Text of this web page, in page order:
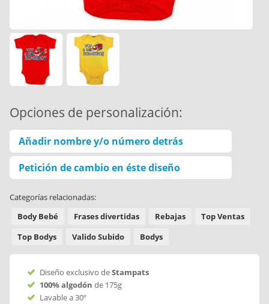
Opciones de personalización:
Añadir nombre y/o número detrás
Petición de cambio en éste diseño
Categorías relacionadas:
Body Bebé
Frases divertidas Rebajas
Top Ventas
Top Bodys
Valido Subido Bodys
Diseño exclusivo deStampats
100% algodón de 175g
Lavable a 30º